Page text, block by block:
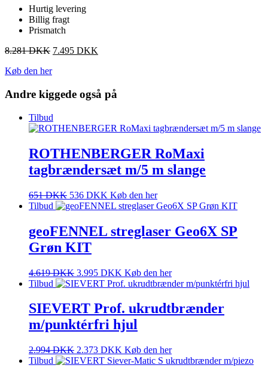
Hurtig levering
Billig fragt
Prismatch
8.281DKK 7.495 DKK
Køb den her
Andre kiggede også på
Tilbud
ROTHENBERGER RoMaxi
tagbrændersæt m/5 m slange
651DKK 536 DKK Køb den her
Tilbud
geoFENNEL streglaser Geo6X SP
Grøn KIT
4.619DKK 3.995 DKK Køb den her
Tilbud
SIEVERT Prof. ukrudtbrænder
m/punktérfri hjul
2.994DKK 2.373 DKK Køb den her
Tilbud